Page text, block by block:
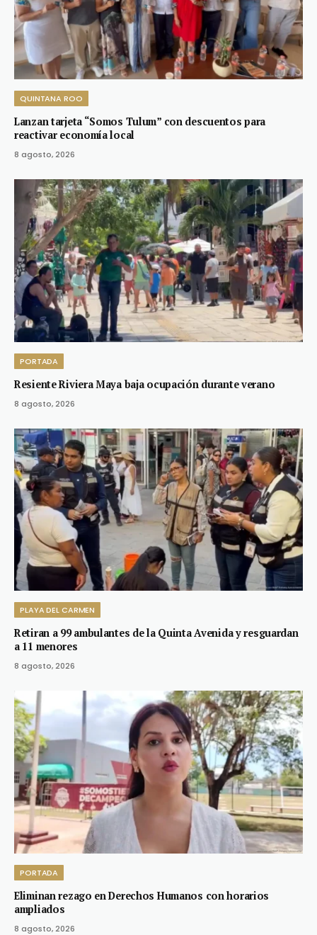
QUINTANA ROO
Lanzan tarjeta “Somos Tulum” con descuentos para
reactivar economía local
8 agosto, 2026
PORTADA
Resiente Riviera Maya baja ocupación durante verano
8 agosto, 2026
PLAYA DEL CARMEN
Retiran a 99 ambulantes de la Quinta Avenida y resguardan
a 11 menores
8 agosto, 2026
PORTADA
Eliminan rezago en Derechos Humanos con horarios
ampliados
8 agosto, 2026